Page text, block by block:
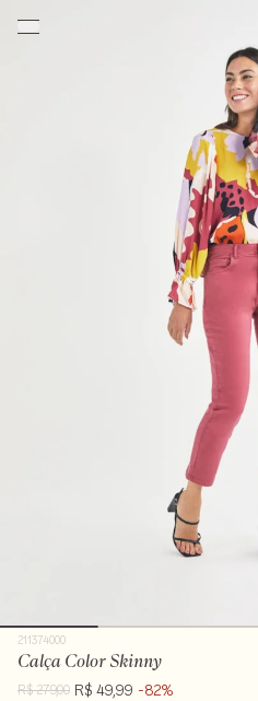
211374000
Calça Color Skinny
R$ 279,00 R$ 49,99 -82%